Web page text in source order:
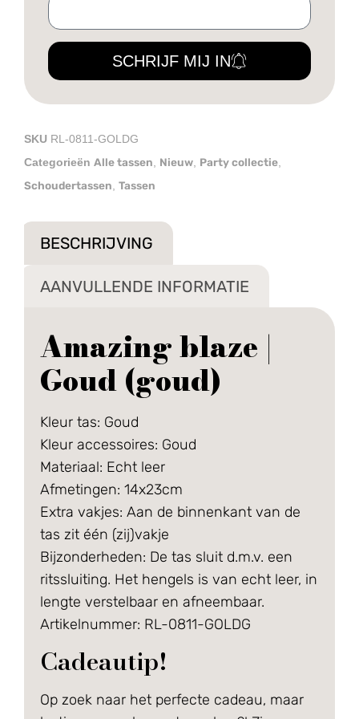
SCHRIJF MIJ IN
SKU RL-0811-GOLDG
Categorieën Alle tassen Nieuw Party collectie
Schoudertassen Tassen
BESCHRIJVING
AANVULLENDE INFORMATIE
Amazing blaze |
Goud (goud)
Kleur tas: Goud
Kleur accessoires: Goud
Materiaal: Echt leer
Afmetingen: 14x23cm
Extra vakjes: Aan de binnenkant van de
tas zit één (zij)vakje
Bijzonderheden: De tas sluit d.m.v. een
ritssluiting. Het hengels is van echt leer, in
lengte verstelbaar en afneembaar.
Artikelnummer: RL-0811-GOLDG
Cadeautip!
Op zoek naar het perfecte cadeau, maar